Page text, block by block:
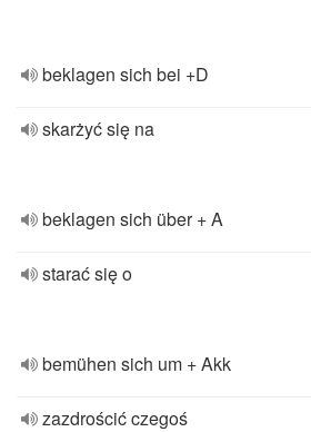
beklagen sich bei +D
skarżyć się na
beklagen sich über + A
starać się o
bemühen sich um + Akk
zazdrościć czegoś